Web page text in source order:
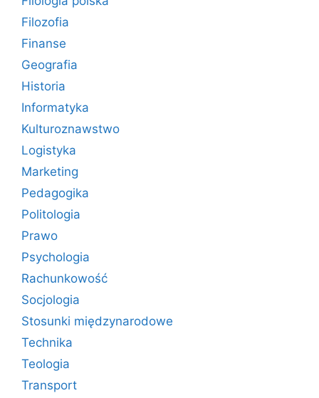
Filozofia
Finanse
Geografia
Historia
Informatyka
Kulturoznawstwo
Logistyka
Marketing
Pedagogika
Politologia
Prawo
Psychologia
Rachunkowość
Socjologia
Stosunki międzynarodowe
Technika
Teologia
Transport